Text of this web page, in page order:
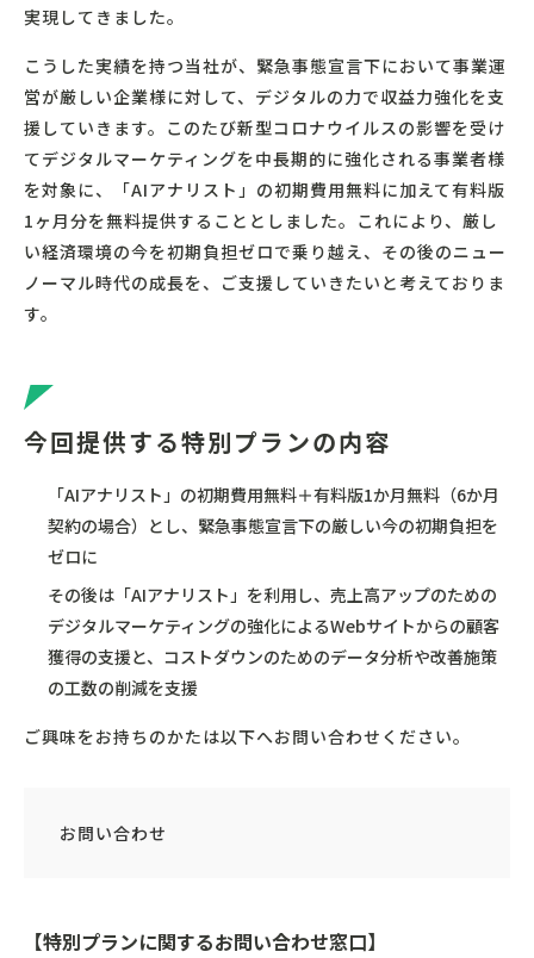
実現してきました。
こうした実績を持つ当社が、緊急事態宣言下において事業運
営が厳しい企業様に対して、デジタルの力で収益力強化を支
援していきます。このたび新型コロナウイルスの影響を受け
てデジタルマーケティングを中長期的に強化される事業者様
を対象に、「AIアナリスト」の初期費用無料に加えて有料版
1ヶ月分を無料提供することとしました。これにより、厳し
い経済環境の今を初期負担ゼロで乗り越え、その後のニュー
ノーマル時代の成長を、ご支援していきたいと考えておりま
す。
今回提供する特別プランの内容
「AIアナリスト」の初期費用無料＋有料版1か月無料（6か月
契約の場合）とし、緊急事態宣言下の厳しい今の初期負担を
ゼロに
その後は「AIアナリスト」を利用し、売上高アップのための
デジタルマーケティングの強化によるWebサイトからの顧客
獲得の支援と、コストダウンのためのデータ分析や改善施策
の工数の削減を支援
ご興味をお持ちのかたは以下へお問い合わせください。
お問い合わせ
【特別プランに関するお問い合わせ窓口】